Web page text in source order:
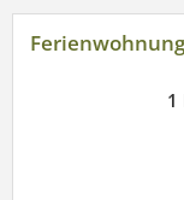
1